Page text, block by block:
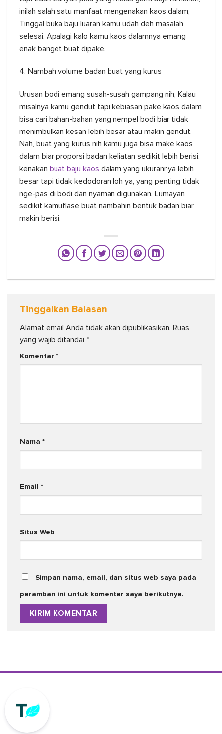
inilah salah satu manfaat mengenakan kaos dalam,
Tinggal buka baju luaran kamu udah deh masalah
selesai. Apalagi kalo kamu kaos dalamnya emang
enak banget buat dipake.
4. Nambah volume badan buat yang kurus
Urusan bodi emang susah-susah gampang nih, Kalau
misalnya kamu gendut tapi kebiasan pake kaos dalam
bisa cari bahan-bahan yang nempel bodi biar tidak
menimbulkan kesan lebih besar atau makin gendut.
Nah, buat yang kurus nih kamu juga bisa make kaos
dalam biar proporsi badan keliatan sedikit lebih berisi.
kenakan buat baju kaos dalam yang ukurannya lebih
besar tapi tidak kedodoran loh ya, yang penting tidak
nge-pas di bodi dan nyaman digunakan. Lumayan
sedikit kamuflase buat nambahin bentuk badan biar
makin berisi.
Tinggalkan Balasan
Alamat email Anda tidak akan dipublikasikan. Ruas
yang wajib ditandai *
Komentar *
Nama *
Email *
Situs Web
Simpan nama, email, dan situs web saya pada
peramban ini untuk komentar saya berikutnya.